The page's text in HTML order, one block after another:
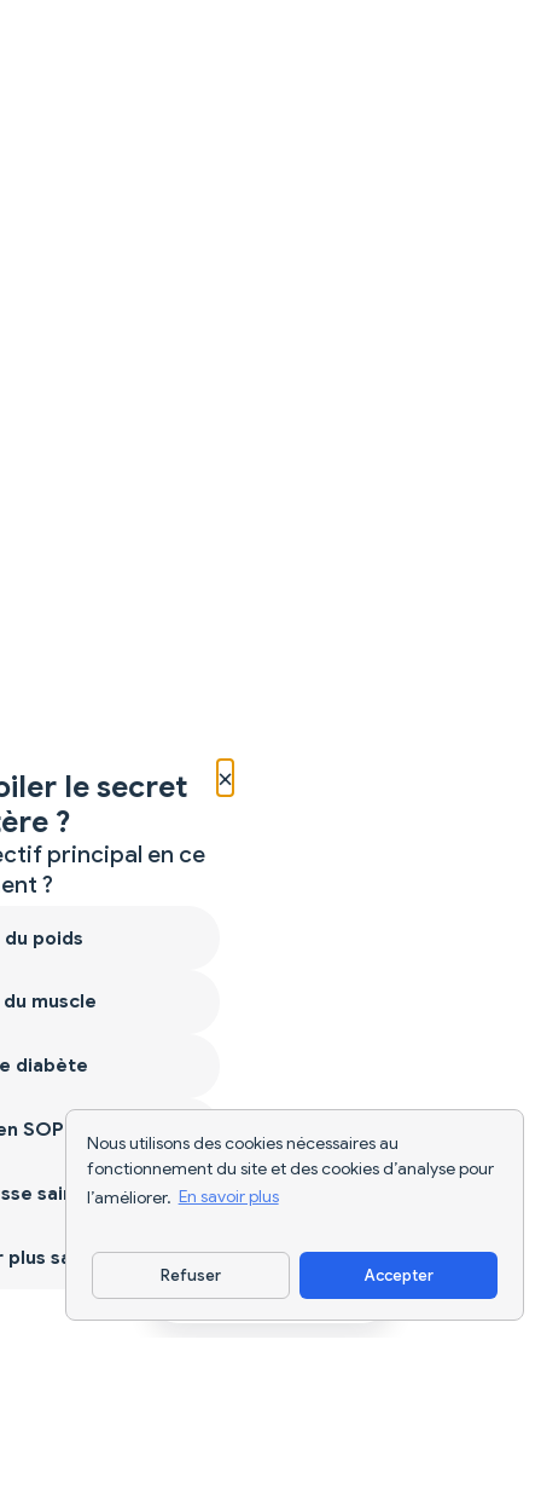
Nous utilisons des cookies nécessaires au
fonctionnement du site et des cookies d’analyse pour
l’améliorer. En savoir plus
Refuser Accepter
Télécharger l'appli
×
le secret
?
principal en ce
?
poids
muscle
diabète
SOPK
saine
sain